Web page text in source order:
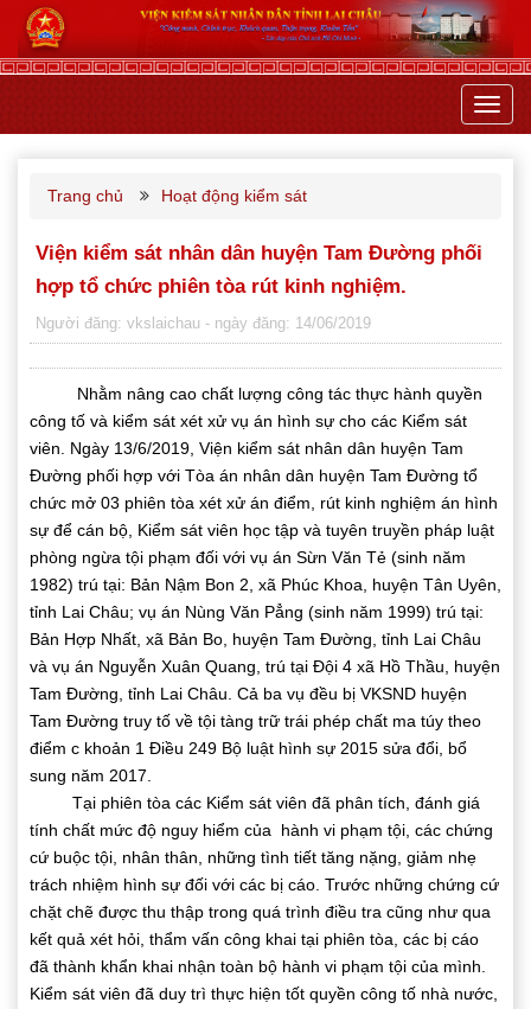
Trang chủ Hoạt động kiểm sát
Viện kiểm sát nhân dân huyện Tam Đường phối
hợp tổ chức phiên tòa rút kinh nghiệm.
Người đăng: vkslaichau - ngày đăng: 14/06/2019
Nhằm nâng cao chất lượng công tác thực hành quyền
công tố và kiểm sát xét xử vụ án hình sự cho các Kiểm sát
viên. Ngày 13/6/2019, Viện kiểm sát nhân dân huyện Tam
Đường phối hợp với Tòa án nhân dân huyện Tam Đường tổ
chức mở 03 phiên tòa xét xử án điểm, rút kinh nghiệm án hình
sự để cán bộ, Kiểm sát viên học tập và tuyên truyền pháp luật
phòng ngừa tội phạm đối với vụ án Sừn Văn Tẻ (sinh năm
1982) trú tại: Bản Nậm Bon 2, xã Phúc Khoa, huyện Tân Uyên,
tỉnh Lai Châu; vụ án Nùng Văn Pẳng (sinh năm 1999) trú tại:
Bản Hợp Nhất, xã Bản Bo, huyện Tam Đường, tỉnh Lai Châu
và vụ án Nguyễn Xuân Quang, trú tại Đội 4 xã Hồ Thầu, huyện
Tam Đường, tỉnh Lai Châu. Cả ba vụ đều bị VKSND huyện
Tam Đường truy tố về tội tàng trữ trái phép chất ma túy theo
điểm c khoản 1 Điều 249 Bộ luật hình sự 2015 sửa đổi, bổ
sung năm 2017.
Tại phiên tòa các Kiểm sát viên đã phân tích, đánh giá
tính chất mức độ nguy hiểm của hành vi phạm tội, các chứng
cứ buộc tội, nhân thân, những tình tiết tăng nặng, giảm nhẹ
trách nhiệm hình sự đối với các bị cáo. Trước những chứng cứ
chặt chẽ được thu thập trong quá trình điều tra cũng như qua
kết quả xét hỏi, thẩm vấn công khai tại phiên tòa, các bị cáo
đã thành khẩn khai nhận toàn bộ hành vi phạm tội của mình.
Kiểm sát viên đã duy trì thực hiện tốt quyền công tố nhà nước,